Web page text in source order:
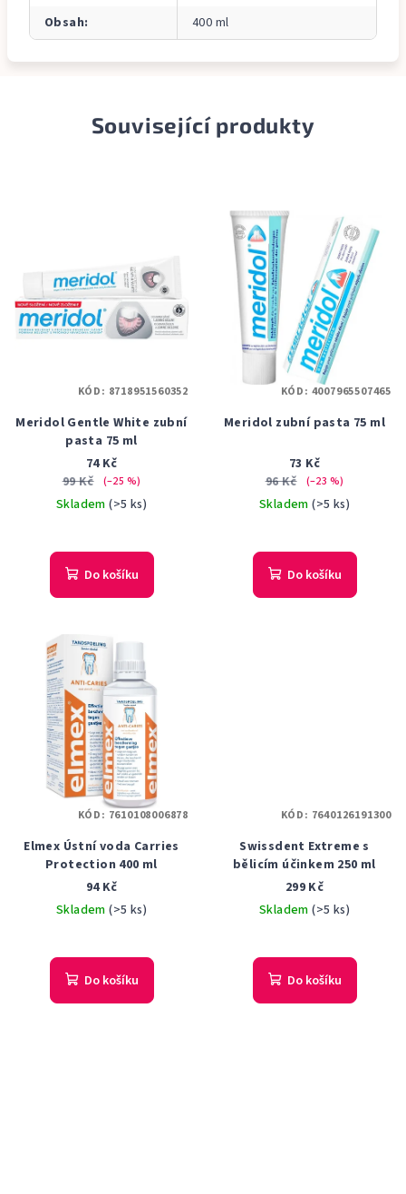
Obsah: 400 ml
Související produkty
Meridol Gentle White zubní
pasta 75 ml
74 Kč
99 Kč
(–25 %)
Skladem(>5 ks)
Do košíku
KÓD: 8718951560352
Meridol zubní pasta 75 ml
73 Kč
96 Kč
(–23 %)
Skladem(>5 ks)
Do košíku
KÓD: 4007965507465
Elmex Ústní voda Carries
Protection 400 ml
94 Kč
Skladem(>5 ks)
Do košíku
KÓD: 7610108006878
Swissdent Extreme s
bělicím účinkem 250 ml
299 Kč
Skladem(>5 ks)
Do košíku
KÓD: 7640126191300